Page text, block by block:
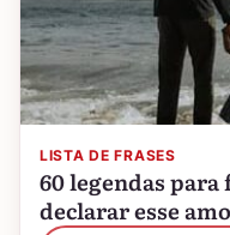
LISTA DE FRASES
60 legendas
declarar esse